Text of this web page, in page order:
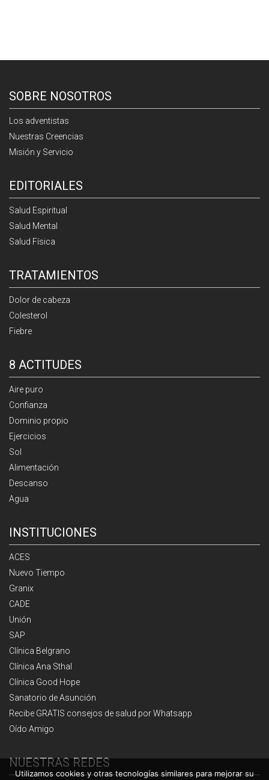
SOBRE NOSOTROS
Los adventistas
Nuestras Creencias
Misión y Servicio
EDITORIALES
Salud Espiritual
Salud Mental
Salud Física
TRATAMIENTOS
Dolor de cabeza
Colesterol
Fiebre
8 ACTITUDES
Aire puro
Confianza
Dominio propio
Ejercicios
Sol
Alimentación
Descanso
Agua
INSTITUCIONES
ACES
Nuevo Tiempo
Granix
CADE
Unión
SAP
Clínica Belgrano
Clínica Ana Sthal
Clínica Good Hope
Sanatorio de Asunción
Recibe GRATIS consejos de salud por Whatsapp
Oído Amigo
NUESTRAS REDES
Utilizamos cookies y otras tecnologías similares para mejorar su